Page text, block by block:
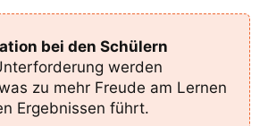
bei den Schülern
werden
zu mehr Freude am Lernen
Ergebnissen führt.